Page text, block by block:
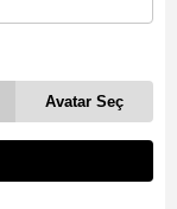
Avatar Seç